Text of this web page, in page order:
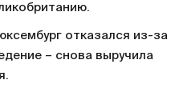
отказался из-за
– снова выручила